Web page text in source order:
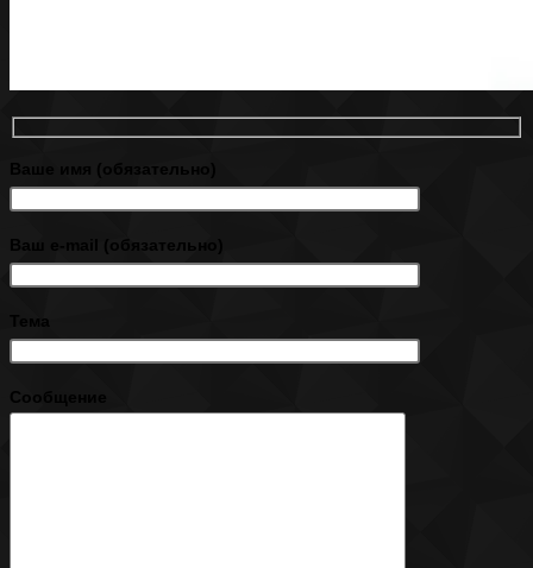
Ваше имя (обязательно)
Ваш e-mail (обязательно)
Тема
Сообщение